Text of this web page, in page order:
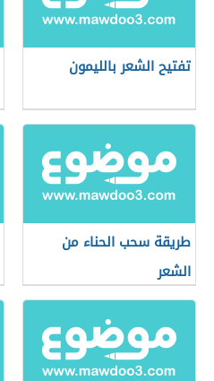
تفتيح الشعر بالليمون
طريقة سحب الحناء من
الشعر